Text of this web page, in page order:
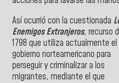
Así ocurrió con la cuestionada
Enemigos Extranjeros, recurso
1798 que utiliza actualmente el
gobierno norteamericano para
perseguir y criminalizar a los
migrantes, mediante el que